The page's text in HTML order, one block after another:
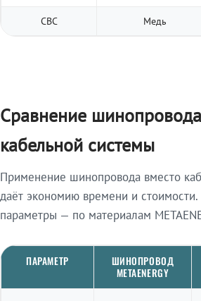
СВС Медь
Сравнение
кабельной системы
Применение шинопровода вместо
даёт экономию времени и
параметры — по материалам
ПАРАМЕТР
ШИНОПРОВОД
METAENERGY